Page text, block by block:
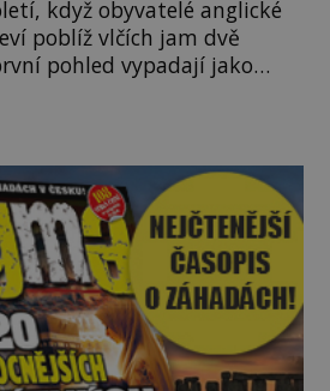
když obyvatelé anglické
poblíž vlčích jam dvě
pohled vypadají jako
děsivou výjimku. Jejich
odstín, mluví
stává
záhad středověké Anglie a ani
letech není